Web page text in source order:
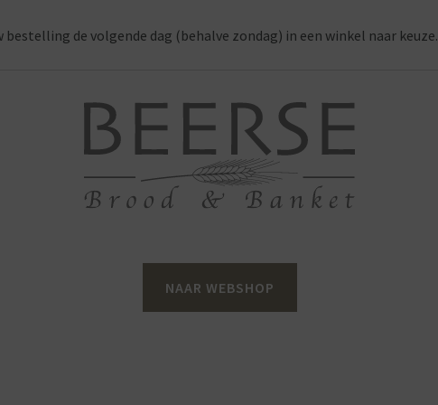
bestelling de volgende dag (behalve zondag) in een winkel naar keuze.
NAAR WEBSHOP